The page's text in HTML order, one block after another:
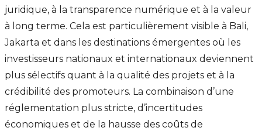
juridique, à la transparence numérique et à la valeur
à long terme. Cela est particulièrement visible à Bali,
Jakarta et dans les destinations émergentes où les
investisseurs nationaux et internationaux deviennent
plus sélectifs quant à la qualité des projets et à la
crédibilité des promoteurs. La combinaison d’une
réglementation plus stricte, d’incertitudes
économiques et de la hausse des coûts de